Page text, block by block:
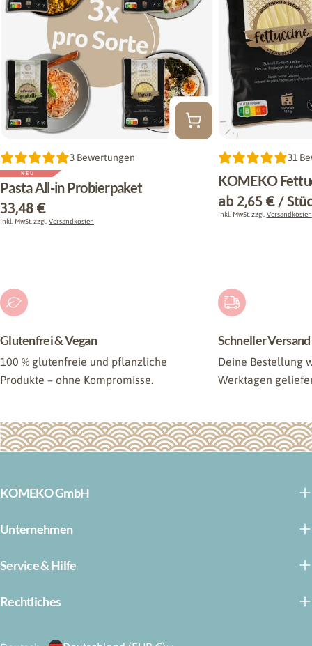
Typ: 3 Bewertungen
NEU
Pasta All-in Probierpaket
Regulärer
Preis
33,48 €
Inkl. MwSt. zzgl. Versandkosten
Typ: 31
KOMEKO
Regulärer
Preis
ab 2,65 € /
Inkl. MwSt. zzgl. Versandkosten
Glutenfrei & Vegan
100 % glutenfreie und pflanzliche
Produkte – ohne Kompromisse.
Schneller Versand
Deine Bestellung
Werktagen
KOMEKO GmbH
Unternehmen
Service & Hilfe
Rechtliches